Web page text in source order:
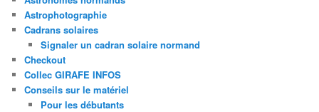
Astrophotographie
Cadrans solaires
Signaler un cadran solaire normand
Checkout
Collec GIRAFE INFOS
Conseils sur le matériel
Pour les débutants